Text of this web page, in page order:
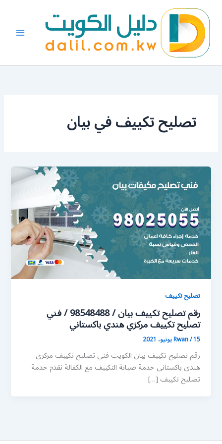
المحتوى
تصليح تكييف في بيان
تصليح تكييف
رقم تصليح تكييف بيان / 98548488 / فني
تصليح تكييف مركزي هندي باكستاني
Rwan/15 يونيو، 2021
رقم تصليح تكييف بيان الكويت فني تصليح تكييف مركزي
هندي باكستاني خدمة صيانة التكييف مع الكفالة نقدم خدمة
تصليح تكييف […]